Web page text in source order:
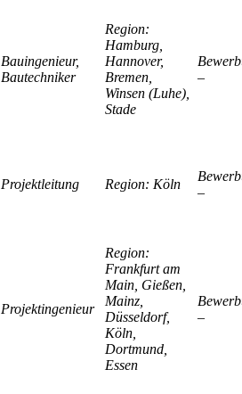
Bauingenieur,
Bautechniker
Region:
Hamburg,
Hannover,
Bremen,
Winsen (Luhe),
Stade
–
Projektleitung Region: Köln
–
Projektingenieur
Region:
Frankfurt am
Main, Gießen,
Mainz,
Düsseldorf,
Köln,
Dortmund,
Essen
–